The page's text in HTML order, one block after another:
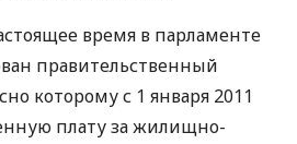
время в парламенте
правительственный
которому с 1 января 2011
плату за жилищно-